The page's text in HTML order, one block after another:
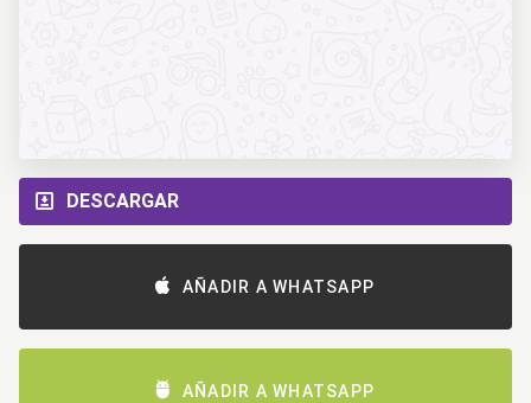
DESCARGAR
AÑADIR A WHATSAPP
AÑADIR A WHATSAPP